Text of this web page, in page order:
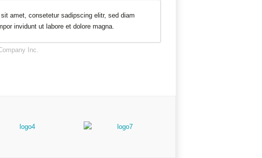
amet, consetetur sadipscing elitr, sed diam
invidunt ut labore et dolore magna.
Inc.